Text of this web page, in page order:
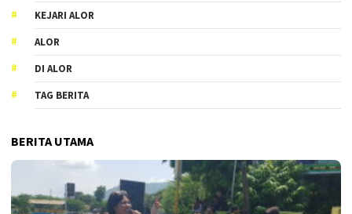
KEJARI ALOR
ALOR
DI ALOR
TAG BERITA
BERITA UTAMA